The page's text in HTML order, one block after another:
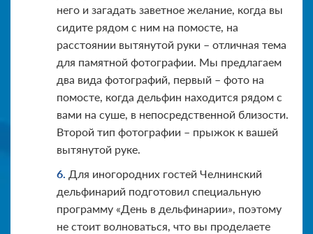
него и загадать заветное желание, когда вы
сидите рядом с ним на помосте, на
расстоянии вытянутой руки – отличная тема
для памятной фотографии. Мы предлагаем
два вида фотографий, первый – фото на
помосте, когда дельфин находится рядом с
вами на суше, в непосредственной близости.
Второй тип фотографии – прыжок к вашей
вытянутой руке.
Для иногородних гостей Челнинский
дельфинарий подготовил специальную
программу «День в дельфинарии», поэтому
не стоит волноваться, что вы проделаете